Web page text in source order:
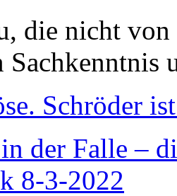
die nicht
Sachkenntnis
Schröder
der Falle –
8-3-2022